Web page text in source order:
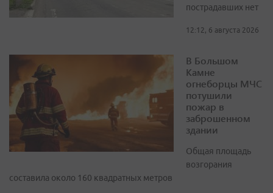
пострадавших нет
12:12, 6 августа 2026
В Большом
Камне
огнеборцы МЧС
потушили
пожар в
заброшенном
здании
Общая площадь
возгорания
составила около 160 квадратных метров